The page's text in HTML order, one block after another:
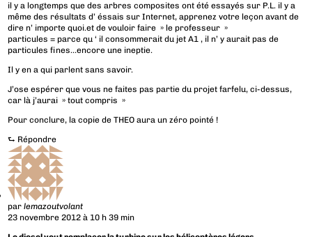
il y a longtemps que des arbres composites ont été essayés sur P.L. il y a
même des résultats d’ éssais sur Internet, apprenez votre leçon avant de
dire n’ importe quoi.et de vouloir faire » le professeur »
particules = parce qu ‘ il consommerait du jet A1 , il n’ y aurait pas de
particules fines…encore une ineptie.
Il y en a qui parlent sans savoir.
J’ose espérer que vous ne faites pas partie du projet farfelu, ci-dessus,
car là j’aurai » tout compris »
Pour conclure, la copie de THEO aura un zéro pointé !
⮑ Répondre
parlemazoutvolant
23 novembre 2012 à 10 h 39 min